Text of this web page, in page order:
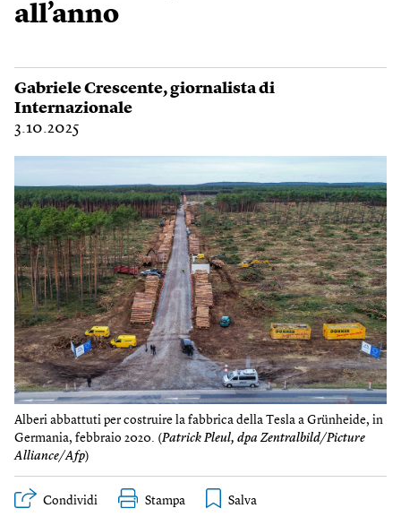
all’anno
Gabriele Crescente, giornalista di
Internazionale
3.10.2025
Alberi abbattuti per costruire la fabbrica della Tesla a Grünheide, in
Germania, febbraio 2020. (Patrick Pleul, dpa Zentralbild/Picture
Alliance/Afp)
Condividi Stampa